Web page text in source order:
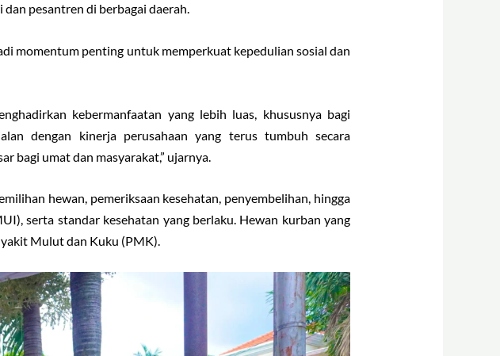
pesantren di berbagai daerah.
momentum penting untuk memperkuat kepedulian sosial dan
kebermanfaatan yang lebih luas, khususnya bagi
dengan kinerja perusahaan yang terus tumbuh secara
bagi umat dan masyarakat,” ujarnya.
hewan, pemeriksaan kesehatan, penyembelihan, hingga
serta standar kesehatan yang berlaku. Hewan kurban yang
Mulut dan Kuku (PMK).